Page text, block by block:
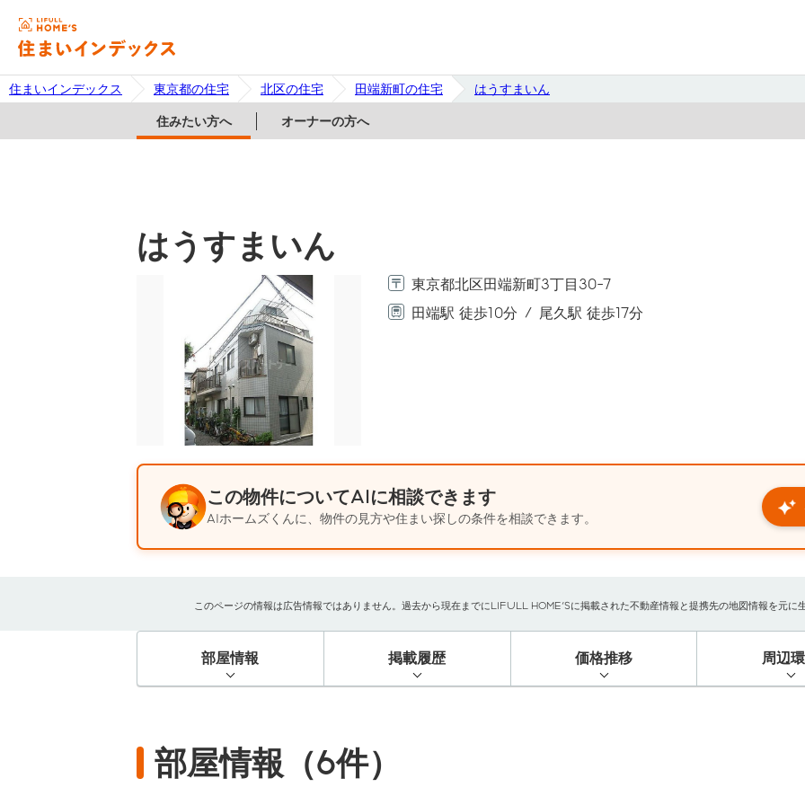
住まいインデックス 東京都の住宅 北区の住宅 田端新町の住宅 はうすまいん
住みたい方へ オーナーの方へ
はうすまいん
東京都北区田端新町3丁目30-7
田端駅 徒歩10分
尾久駅 徒歩17分
この物件についてAIに相談できます
AIホームズくんに、物件の見方や住まい探しの条件を相談できます。
このページの情報は広告情報ではありません。過去から現在までにLIFULL HOME'Sに掲載された不動産情報と提携先の地図情報を元
部屋情報 掲載履歴 価格推移 周辺
部屋情報（6件）